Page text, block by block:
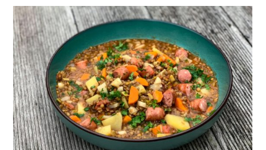
|
BBQ
Lexikon